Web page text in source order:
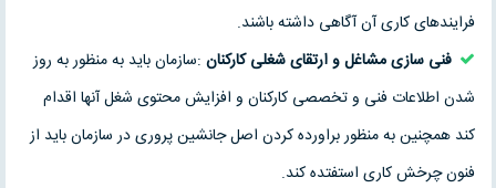
فرایندهای کاری آن آگاهی داشته باشند.
فنی سازی مشاغل و ارتقای شغلی کارکنان:سازمان باید به منظور به روز
شدن اطلاعات فنی و تخصصی کارکنان و افزایش محتوی شغل آنها اقدام
کند همچنین به منظور براورده کردن اصل جانشین پروری در سازمان باید از
فنون چرخش کاری استفتده کند.